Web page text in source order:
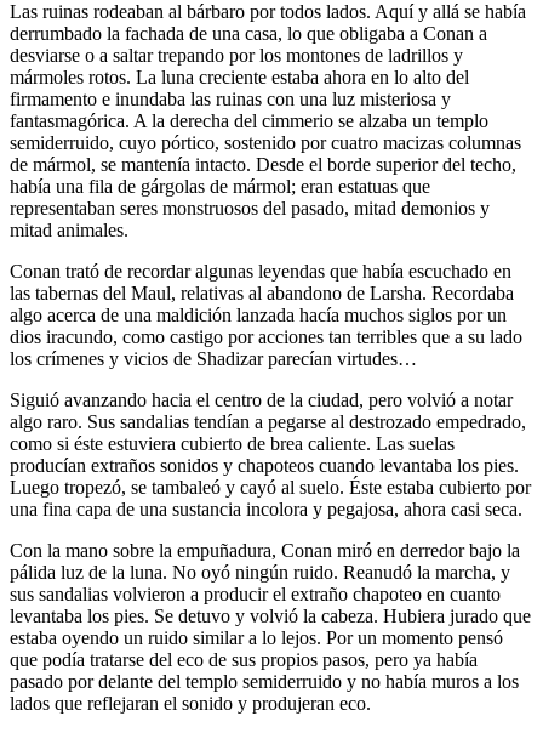
Las ruinas rodeaban al bárbaro por todos lados. Aquí y allá se había
derrumbado la fachada de una casa, lo que obligaba a Conan a
desviarse o a saltar trepando por los montones de ladrillos y
mármoles rotos. La luna creciente estaba ahora en lo alto del
firmamento e inundaba las ruinas con una luz misteriosa y
fantasmagórica. A la derecha del cimmerio se alzaba un templo
semiderruido, cuyo pórtico, sostenido por cuatro macizas columnas
de mármol, se mantenía intacto. Desde el borde superior del techo,
había una fila de gárgolas de mármol; eran estatuas que
representaban seres monstruosos del pasado, mitad demonios y
mitad animales.
Conan trató de recordar algunas leyendas que había escuchado en
las tabernas del Maul, relativas al abandono de Larsha. Recordaba
algo acerca de una maldición lanzada hacía muchos siglos por un
dios iracundo, como castigo por acciones tan terribles que a su lado
los crímenes y vicios de Shadizar parecían virtudes…
Siguió avanzando hacia el centro de la ciudad, pero volvió a notar
algo raro. Sus sandalias tendían a pegarse al destrozado empedrado,
como si éste estuviera cubierto de brea caliente. Las suelas
producían extraños sonidos y chapoteos cuando levantaba los pies.
Luego tropezó, se tambaleó y cayó al suelo. Éste estaba cubierto por
una fina capa de una sustancia incolora y pegajosa, ahora casi seca.
Con la mano sobre la empuñadura, Conan miró en derredor bajo la
pálida luz de la luna. No oyó ningún ruido. Reanudó la marcha, y
sus sandalias volvieron a producir el extraño chapoteo en cuanto
levantaba los pies. Se detuvo y volvió la cabeza. Hubiera jurado que
estaba oyendo un ruido similar a lo lejos. Por un momento pensó
que podía tratarse del eco de sus propios pasos, pero ya había
pasado por delante del templo semiderruido y no había muros a los
lados que reflejaran el sonido y produjeran eco.